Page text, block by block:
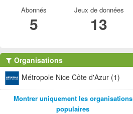
Abonnés
5
Jeux de données
13
Organisations
Métropole Nice Côte d'Azur (1)
Montrer uniquement les organisations
populaires